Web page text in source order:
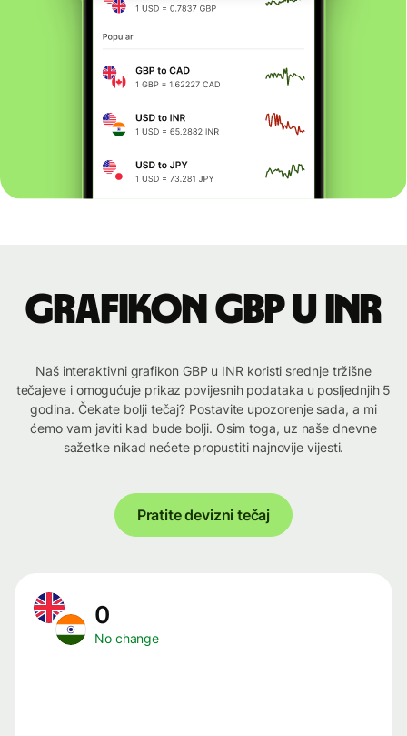
Grafikon GBP u INR
Naš interaktivni grafikon GBP u INR koristi srednje tržišne
tečajeve i omogućuje prikaz povijesnih podataka u posljednjih 5
godina. Čekate bolji tečaj? Postavite upozorenje sada, a mi
ćemo vam javiti kad bude bolji. Osim toga, uz naše dnevne
sažetke nikad nećete propustiti najnovije vijesti.
Pratite devizni tečaj
0
No change